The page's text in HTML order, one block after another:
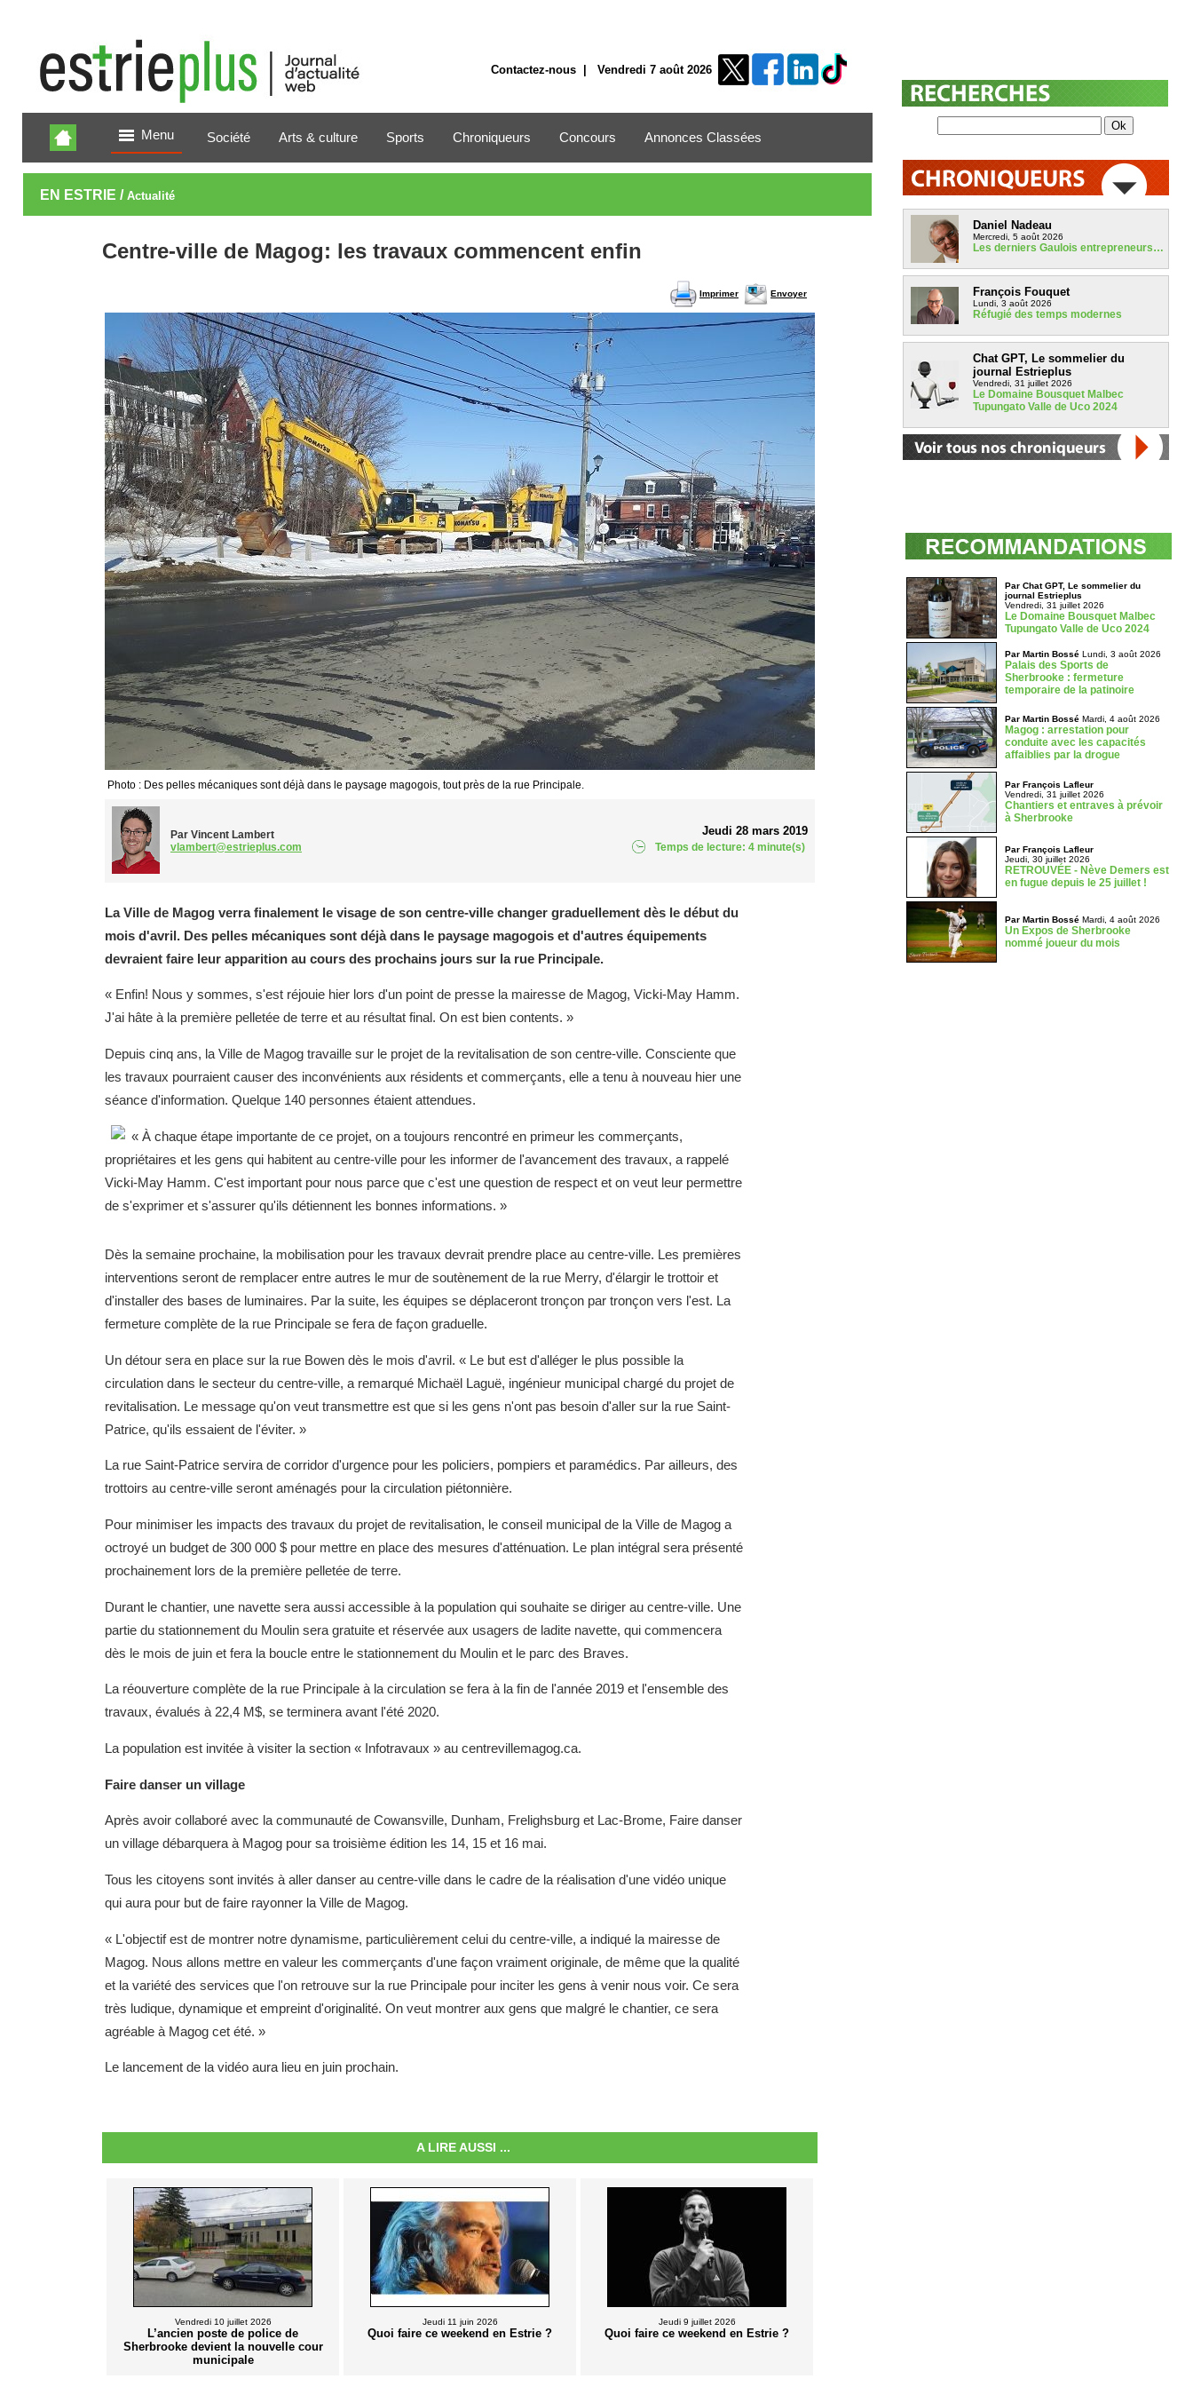
Contactez-nous| Vendredi 7 août 2026
Menu Société Arts & culture Sports Chroniqueurs Concours Annonces Classées
EN ESTRIE / Actualité
Centre-ville de Magog: les travaux commencent enfin
Imprimer Envoyer
Photo : Des pelles mécaniques sont déjà dans le paysage magogois, tout près de la rue Principale.
Par Vincent Lambert
vlambert@estrieplus.com
Jeudi 28 mars 2019
Temps de lecture: 4 minute(s)
La Ville de Magog verra finalement le visage de son centre-ville changer graduellement dès le début du
mois d'avril. Des pelles mécaniques sont déjà dans le paysage magogois et d'autres équipements
devraient faire leur apparition au cours des prochains jours sur la rue Principale.
« Enfin! Nous y sommes, s'est réjouie hier lors d'un point de presse la mairesse de Magog, Vicki-May Hamm.
J'ai hâte à la première pelletée de terre et au résultat final. On est bien contents. »
Depuis cinq ans, la Ville de Magog travaille sur le projet de la revitalisation de son centre-ville. Consciente que
les travaux pourraient causer des inconvénients aux résidents et commerçants, elle a tenu à nouveau hier une
séance d'information. Quelque 140 personnes étaient attendues.
« À chaque étape importante de ce projet, on a toujours rencontré en primeur les commerçants,
propriétaires et les gens qui habitent au centre-ville pour les informer de l'avancement des travaux, a rappelé
Vicki-May Hamm. C'est important pour nous parce que c'est une question de respect et on veut leur permettre
de s'exprimer et s'assurer qu'ils détiennent les bonnes informations. »
Dès la semaine prochaine, la mobilisation pour les travaux devrait prendre place au centre-ville. Les premières
interventions seront de remplacer entre autres le mur de soutènement de la rue Merry, d'élargir le trottoir et
d'installer des bases de luminaires. Par la suite, les équipes se déplaceront tronçon par tronçon vers l'est. La
fermeture complète de la rue Principale se fera de façon graduelle.
Un détour sera en place sur la rue Bowen dès le mois d'avril. « Le but est d'alléger le plus possible la
circulation dans le secteur du centre-ville, a remarqué Michaël Laguë, ingénieur municipal chargé du projet de
revitalisation. Le message qu'on veut transmettre est que si les gens n'ont pas besoin d'aller sur la rue Saint-
Patrice, qu'ils essaient de l'éviter. »
La rue Saint-Patrice servira de corridor d'urgence pour les policiers, pompiers et paramédics. Par ailleurs, des
trottoirs au centre-ville seront aménagés pour la circulation piétonnière.
Pour minimiser les impacts des travaux du projet de revitalisation, le conseil municipal de la Ville de Magog a
octroyé un budget de 300 000 $ pour mettre en place des mesures d'atténuation. Le plan intégral sera présenté
prochainement lors de la première pelletée de terre.
Durant le chantier, une navette sera aussi accessible à la population qui souhaite se diriger au centre-ville. Une
partie du stationnement du Moulin sera gratuite et réservée aux usagers de ladite navette, qui commencera
dès le mois de juin et fera la boucle entre le stationnement du Moulin et le parc des Braves.
La réouverture complète de la rue Principale à la circulation se fera à la fin de l'année 2019 et l'ensemble des
travaux, évalués à 22,4 M$, se terminera avant l'été 2020.
La population est invitée à visiter la section « Infotravaux » au centrevillemagog.ca.
Faire danser un village
Après avoir collaboré avec la communauté de Cowansville, Dunham, Frelighsburg et Lac-Brome, Faire danser
un village débarquera à Magog pour sa troisième édition les 14, 15 et 16 mai.
Tous les citoyens sont invités à aller danser au centre-ville dans le cadre de la réalisation d'une vidéo unique
qui aura pour but de faire rayonner la Ville de Magog.
« L'objectif est de montrer notre dynamisme, particulièrement celui du centre-ville, a indiqué la mairesse de
Magog. Nous allons mettre en valeur les commerçants d'une façon vraiment originale, de même que la qualité
et la variété des services que l'on retrouve sur la rue Principale pour inciter les gens à venir nous voir. Ce sera
très ludique, dynamique et empreint d'originalité. On veut montrer aux gens que malgré le chantier, ce sera
agréable à Magog cet été. »
Le lancement de la vidéo aura lieu en juin prochain.
A LIRE AUSSI ...
Vendredi 10 juillet 2026
L’ancien poste de police de
Sherbrooke devient la nouvelle cour
municipale
Jeudi 11 juin 2026
Quoi faire ce weekend en Estrie ?
Jeudi 9 juillet 2026
Quoi faire ce weekend en Estrie ?
Daniel Nadeau
Mercredi, 5 août 2026
Les derniers Gaulois entrepreneurs…
François Fouquet
Lundi, 3 août 2026
Réfugié des temps modernes
Chat GPT, Le sommelier du
journal Estrieplus
Vendredi, 31 juillet 2026
Le Domaine Bousquet Malbec
Tupungato Valle de Uco 2024
Par Chat GPT, Le sommelier du
journal Estrieplus
Vendredi, 31 juillet 2026
Le Domaine Bousquet Malbec
Tupungato Valle de Uco 2024
Par Martin BosséLundi, 3 août 2026
Palais des Sports de
Sherbrooke : fermeture
temporaire de la patinoire
Par Martin BosséMardi, 4 août 2026
Magog : arrestation pour
conduite avec les capacités
affaiblies par la drogue
Par François Lafleur
Vendredi, 31 juillet 2026
Chantiers et entraves à prévoir
à Sherbrooke
Par François Lafleur
Jeudi, 30 juillet 2026
RETROUVÉE - Nève Demers est
en fugue depuis le 25 juillet !
Par Martin BosséMardi, 4 août 2026
Un Expos de Sherbrooke
nommé joueur du mois